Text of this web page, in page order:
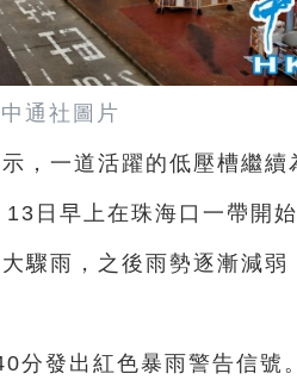
通社圖片
，一道活躍的低壓槽繼續
日早上在珠海口一帶開始
驟雨，之後雨勢逐漸減弱
分發出紅色暴雨警告信號